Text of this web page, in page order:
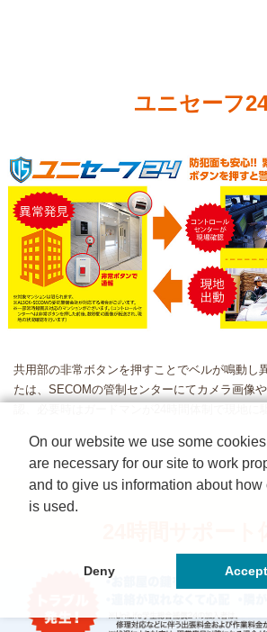
ユニセーフ
共用部の非常ボタンを押すことでベルが鳴動し
たは、SECOMの管制センターにてカメラ画像
On our website we use some
are necessary for our site to work
and to give us information about how
is used.
Deny Accept